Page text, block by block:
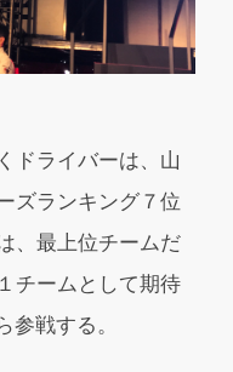
ドライバーは、山
ズランキング７位
、最上位チームだ
チームとして期待
参戦する。